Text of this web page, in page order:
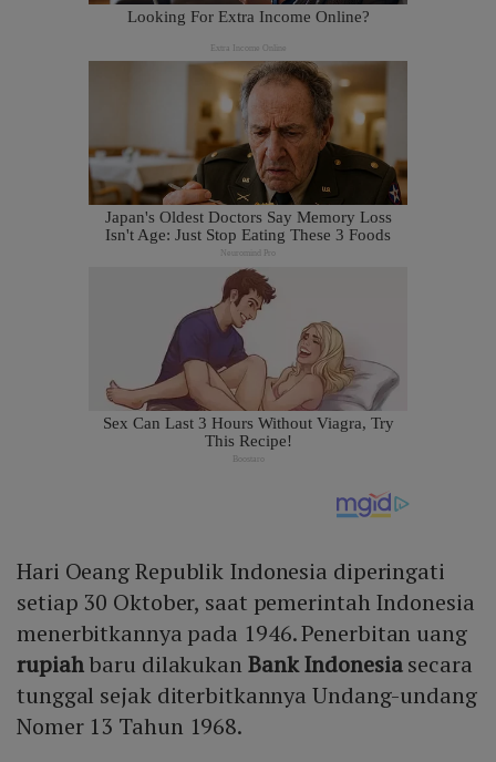
Hari Oeang Republik Indonesia diperingati
setiap 30 Oktober, saat pemerintah Indonesia
menerbitkannya pada 1946. Penerbitan uang
rupiahbaru dilakukan Bank Indonesiasecara
tunggal sejak diterbitkannya Undang-undang
Nomer 13 Tahun 1968.